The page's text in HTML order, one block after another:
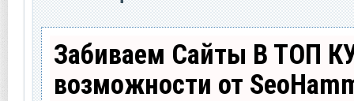
Забиваем Сайты В ТОП
возможности от